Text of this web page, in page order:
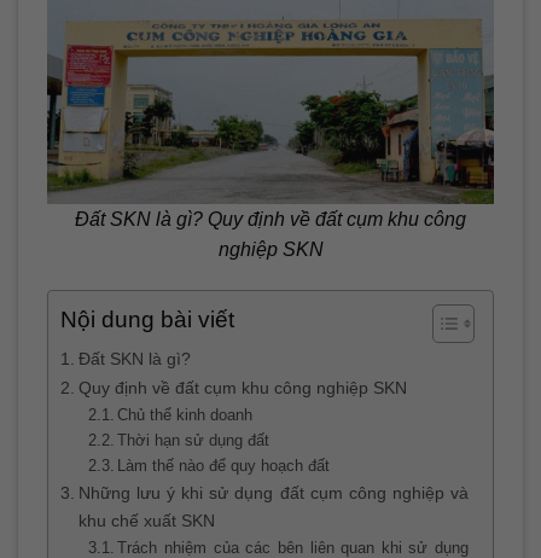
Đất SKN là gì? Quy định về đất cụm khu công
nghiệp SKN
Nội dung bài viết
Đất SKN là gì?
Quy định về đất cụm khu công nghiệp SKN
Chủ thể kinh doanh
Thời hạn sử dụng đất
Làm thế nào để quy hoạch đất
Những lưu ý khi sử dụng đất cụm công nghiệp và
khu chế xuất SKN
Trách nhiệm của các bên liên quan khi sử dụng